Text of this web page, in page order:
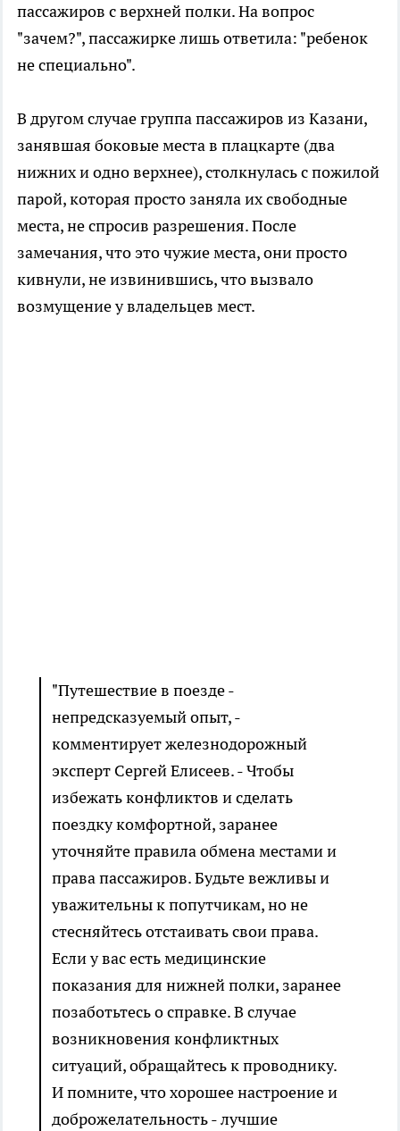
пассажиров с верхней полки. На вопрос
"зачем?", пассажирке лишь ответила: "ребенок
не специально".
В другом случае группа пассажиров из Казани,
занявшая боковые места в плацкарте (два
нижних и одно верхнее), столкнулась с пожилой
парой, которая просто заняла их свободные
места, не спросив разрешения. После
замечания, что это чужие места, они просто
кивнули, не извинившись, что вызвало
возмущение у владельцев мест.
"Путешествие в поезде -
непредсказуемый опыт, -
комментирует железнодорожный
эксперт Сергей Елисеев. - Чтобы
избежать конфликтов и сделать
поездку комфортной, заранее
уточняйте правила обмена местами и
права пассажиров. Будьте вежливы и
уважительны к попутчикам, но не
стесняйтесь отстаивать свои права.
Если у вас есть медицинские
показания для нижней полки, заранее
позаботьтесь о справке. В случае
возникновения конфликтных
ситуаций, обращайтесь к проводнику.
И помните, что хорошее настроение и
доброжелательность - лучшие